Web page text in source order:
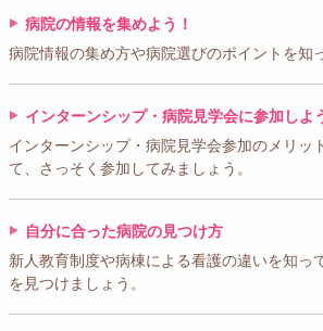
病院の情報を集めよう！
病院情報の集め方や病院選びのポイントを知
インターンシップ・病院見学会に参加しよ
インターンシップ・病院見学会参加のメリッ
て、さっそく参加してみましょう。
自分に合った病院の見つけ方
新人教育制度や病棟による看護の違いを知っ
を見つけましょう。